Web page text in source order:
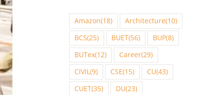
Amazon(18) Architecture(10)
BCS(25) BUET(56) BUP(8)
BUTex(12) Career(29)
CIVIL(9) CSE(15) CU(43)
CUET(35) DU(23)